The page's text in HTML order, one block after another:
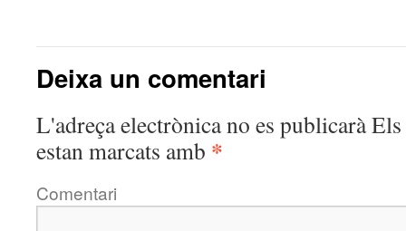
Deixa un comentari
L'adreça electrònica no es publicaràEls
estan marcats amb *
Comentari